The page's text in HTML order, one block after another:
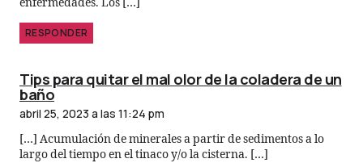
enfermedades. Los […]
RESPONDER
Tips para quitar el mal olor de la coladera de un
baño
abril 25, 2023 a las 11:24 pm
[…] Acumulación de minerales a partir de sedimentos a lo
largo del tiempo en el tinaco y/o la cisterna. […]